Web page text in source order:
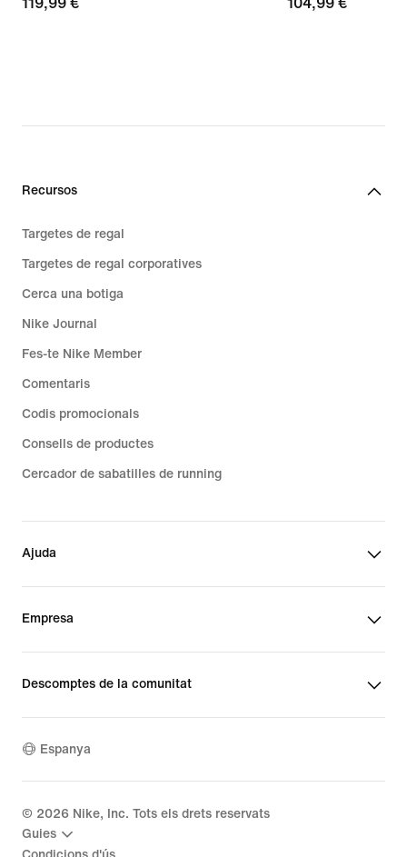
Recursos
Targetes de regal
Targetes de regal corporatives
Cerca una botiga
Nike Journal
Fes-te Nike Member
Comentaris
Codis promocionals
Consells de productes
Cercador de sabatilles de running
Ajuda
Empresa
Descomptes de la comunitat
Espanya
© 2026 Nike, Inc. Tots els drets reservats
Guies